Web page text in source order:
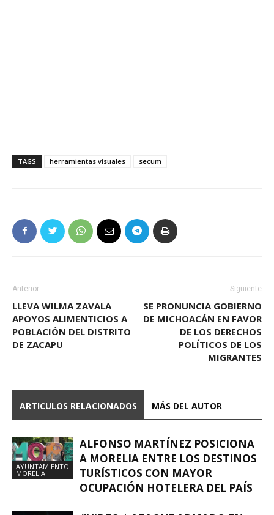
TAGS herramientas visuales secum
Anterior
LLEVA WILMA ZAVALA
APOYOS ALIMENTICIOS A
POBLACIÓN DEL DISTRITO
DE ZACAPU
Siguiente
SE PRONUNCIA GOBIERNO
DE MICHOACÁN EN FAVOR
DE LOS DERECHOS
POLÍTICOS DE LOS
MIGRANTES
ARTICULOS RELACIONADOS MÁS DEL AUTOR
AYUNTAMIENTO
MORELIA
ALFONSO MARTÍNEZ POSICIONA
A MORELIA ENTRE LOS DESTINOS
TURÍSTICOS CON MAYOR
OCUPACIÓN HOTELERA DEL PAÍS